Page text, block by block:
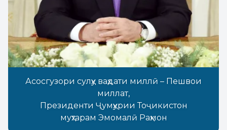
Асосгузори сулҳу ваҳдати миллӣ – Пешвои
миллат,
Президенти Ҷумҳурии Тоҷикистон
муҳтарам Эмомалӣ Раҳмон